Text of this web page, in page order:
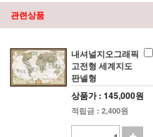
관련상품
내셔널지오그래픽
고전형 세계지도
판넬형
상품가 : 145,000원
적립금 : 2,400원